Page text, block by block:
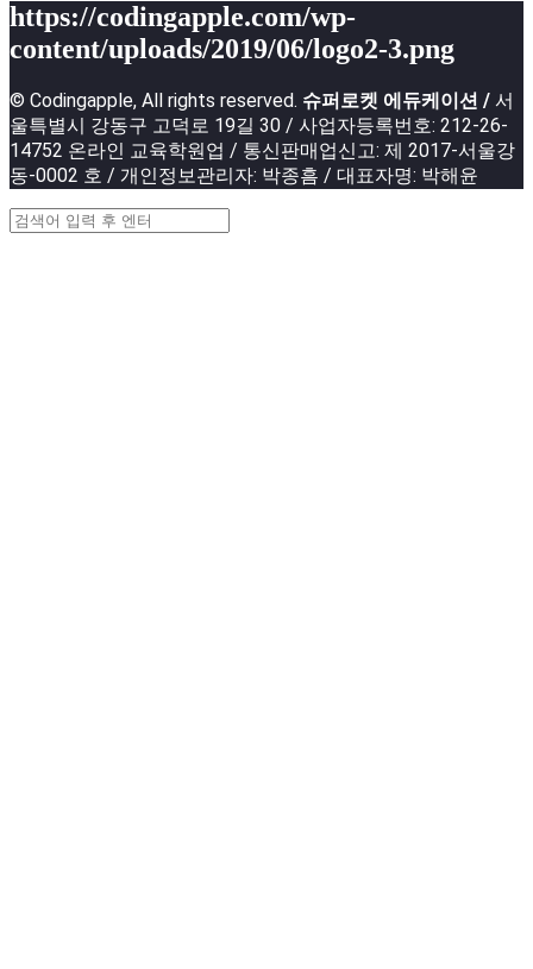
https://codingapple.com/wp-
content/uploads/2019/06/logo2-3.png
© Codingapple, All rights reserved. 슈퍼로켓 에듀케이션 / 서
울특별시 강동구 고덕로 19길 30 / 사업자등록번호: 212-26-
14752 온라인 교육학원업 / 통신판매업신고: 제 2017-서울강
동-0002 호 / 개인정보관리자: 박종흠 / 대표자명: 박해윤